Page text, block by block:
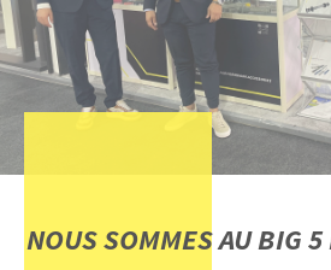
NOUS SOMMES AU BIG 5